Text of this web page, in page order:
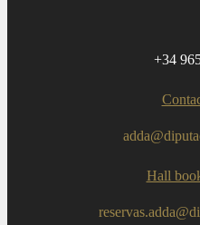
+34
Hall